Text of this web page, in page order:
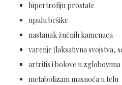
hipertrofiju prostate
upalu bešike
nastanak žučnih kamenaca
varenje (laksativna svojstva,
artritis i bolove u zglobovima
metabolizam masnoća u telu